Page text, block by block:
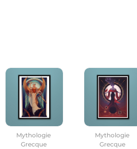
Mythologie
Grecque
Mythologie
Grecque